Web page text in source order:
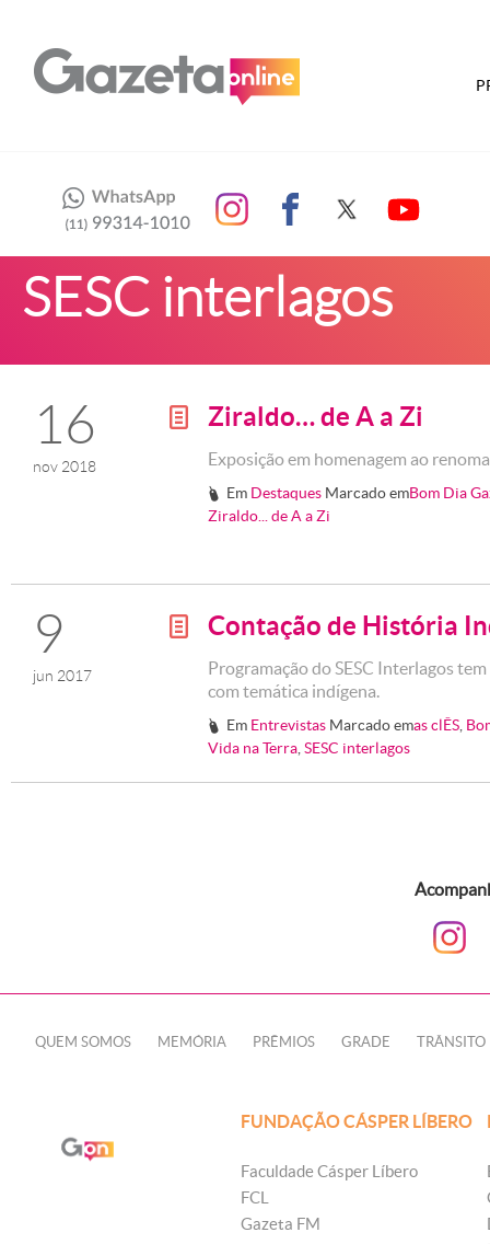
SESC interlagos
16
nov 2018
g Ziraldo… de A a Zi
Exposição em homenagem ao
# Em Destaques Marcado emBom Dia
Ziraldo... de A a Zi
9
jun 2017
g Contação de História
Programação do SESC Interlagos
com temática indígena.
# Em Entrevistas Marcado emas clÊS
Vida na Terra SESC interlagos
QUEM SOMOS MEMÓRIA PRÊMIOS GRADE TRÂNSITO
FUNDAÇÃO CÁSPER LÍBERO
Faculdade Cásper Líbero
FCL
Gazeta FM